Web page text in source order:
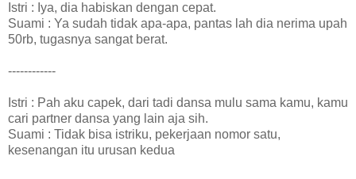
Istri : Iya, dia habiskan dengan cepat.
Suami : Ya sudah tidak apa-apa, pantas lah dia nerima upah
50rb, tugasnya sangat berat.
------------
Istri : Pah aku capek, dari tadi dansa mulu sama kamu, kamu
cari partner dansa yang lain aja sih.
Suami : Tidak bisa istriku, pekerjaan nomor satu,
kesenangan itu urusan kedua